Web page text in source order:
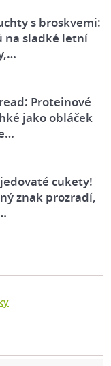
s broskvemi:
na sladké letní
Proteinové
jako obláček
cukety!
znak prozradí,